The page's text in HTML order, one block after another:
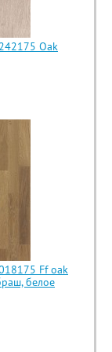
Oak
Ff oak
белое